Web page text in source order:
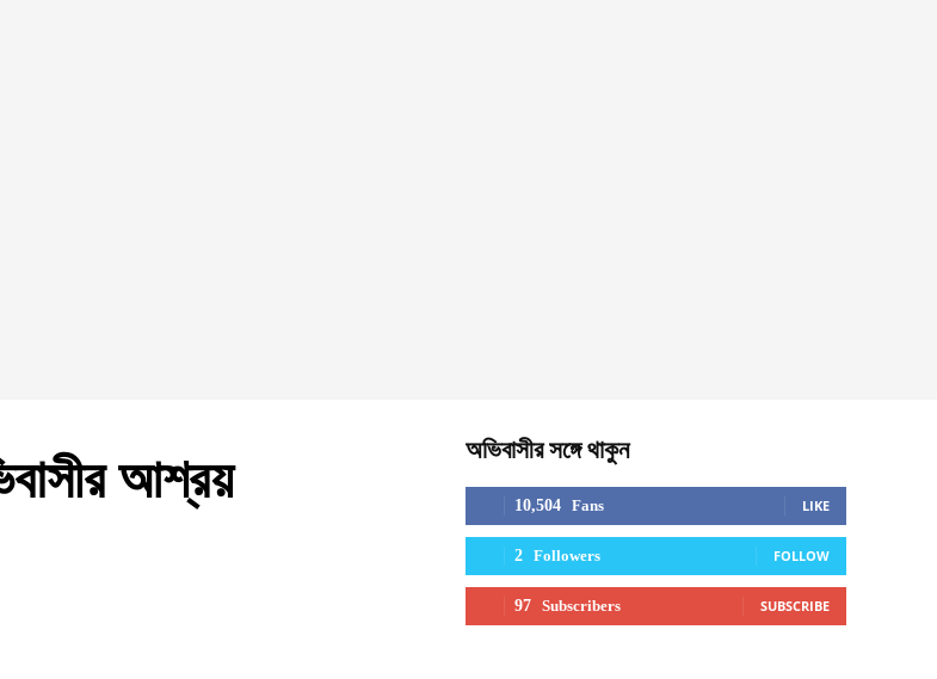
আশ্রয়
অভিবাসীর সঙ্গে থাকুন
10,504 Fans LIKE
2 Followers FOLLOW
97 Subscribers SUBSCRIBE